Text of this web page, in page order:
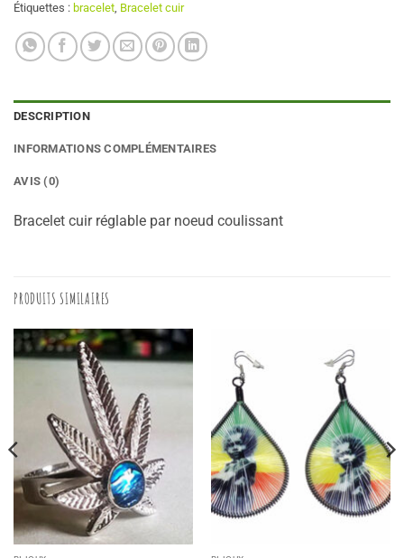
Étiquettes : bracelet, Bracelet cuir
DESCRIPTION
INFORMATIONS COMPLÉMENTAIRES
AVIS (0)
Bracelet cuir réglable par noeud coulissant
PRODUITS SIMILAIRES